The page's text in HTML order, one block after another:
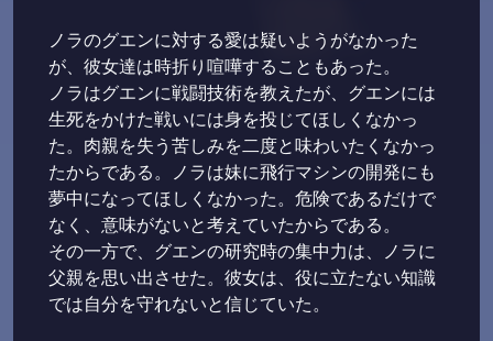
ノラのグエンに対する愛は疑いようがなかった
が、彼女達は時折り喧嘩することもあった。
ノラはグエンに戦闘技術を教えたが、グエンには
生死をかけた戦いには身を投じてほしくなかっ
た。肉親を失う苦しみを二度と味わいたくなかっ
たからである。ノラは妹に飛行マシンの開発にも
夢中になってほしくなかった。危険であるだけで
なく、意味がないと考えていたからである。
その一方で、グエンの研究時の集中力は、ノラに
父親を思い出させた。彼女は、役に立たない知識
では自分を守れないと信じていた。